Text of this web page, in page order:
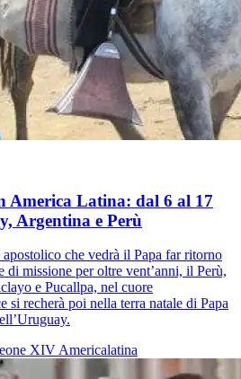
America Latina: dal 6 al 17
Argentina e Perù
che vedrà il Papa far ritorno
di missione per oltre vent’anni, il Perù,
e Pucallpa, nel cuore
si recherà poi nella terra natale di Papa
XIV Americalatina